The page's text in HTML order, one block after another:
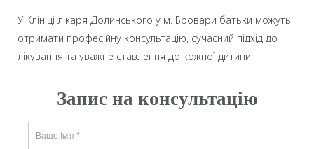
У Клініці лікаря Долинського у м. Бровари батьки можуть
отримати професійну консультацію, сучасний підхід до
лікування та уважне ставлення до кожної дитини.
Запис на консультацію